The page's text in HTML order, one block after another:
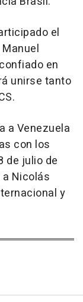
el
en
unirse tanto
a Venezuela
con los
de julio de
Nicolás
y